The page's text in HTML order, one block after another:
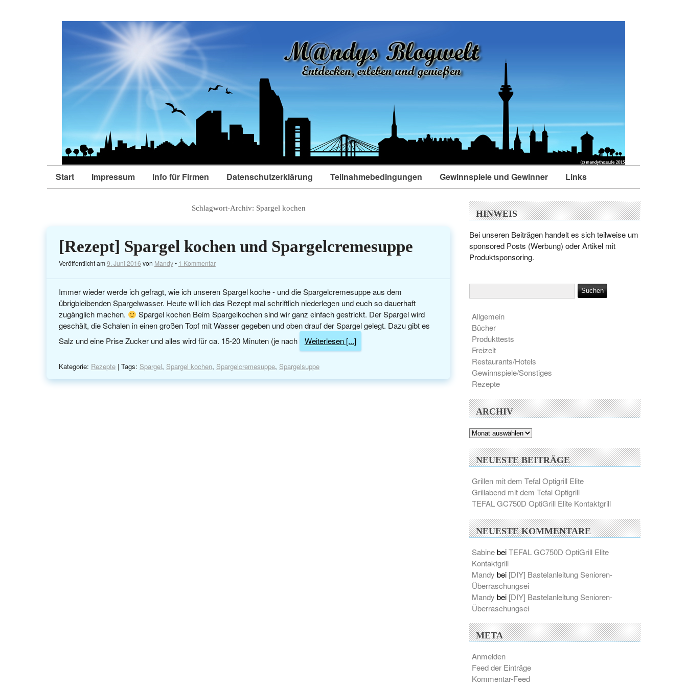
Start Impressum Info für Firmen Datenschutzerklärung Teilnahmebedingungen Gewinnspiele und Gewinner Links
Schlagwort-Archiv: Spargel kochen
[Rezept] Spargel kochen und Spargelcremesuppe
Veröffentlicht am9. Juni 2016 von Mandy• 1 Kommentar
Immer wieder werde ich gefragt, wie ich unseren Spargel koche - und die Spargelcremesuppe aus dem
übrigbleibenden Spargelwasser. Heute will ich das Rezept mal schriftlich niederlegen und euch so dauerhaft
zugänglich machen.
Spargel kochen Beim Spargelkochen sind wir ganz einfach gestrickt. Der Spargel wird
geschält, die Schalen in einen großen Topf mit Wasser gegeben und oben drauf der Spargel gelegt. Dazu gibt es
Salz und eine Prise Zucker und alles wird für ca. 15-20 Minuten (je nach
Weiterlesen [...]
Kategorie: Rezepte| Tags: Spargel, Spargel kochen, Spargelcremesuppe, Spargelsuppe
HINWEIS
Bei unseren Beiträgen handelt es sich teilweise um
sponsored Posts (Werbung) oder Artikel mit
Produktsponsoring.
Allgemein
Bücher
Produkttests
Freizeit
Restaurants/Hotels
Gewinnspiele/Sonstiges
Rezepte
ARCHIV
Archiv
NEUESTE BEITRÄGE
Grillen mit dem Tefal Optigrill Elite
Grillabend mit dem Tefal Optigrill
TEFAL GC750D OptiGrill Elite Kontaktgrill
NEUESTE KOMMENTARE
SabinebeiTEFAL GC750D OptiGrill Elite
Kontaktgrill
Mandy bei [DIY] Bastelanleitung Senioren-
Überraschungsei
Mandy bei [DIY] Bastelanleitung Senioren-
Überraschungsei
META
Anmelden
Feed der Einträge
Kommentar-Feed